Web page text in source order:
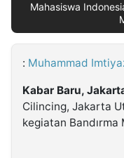
Mahasiswa
: Muhammad
Kabar Baru,
Cilincing, Jakarta
kegiatan